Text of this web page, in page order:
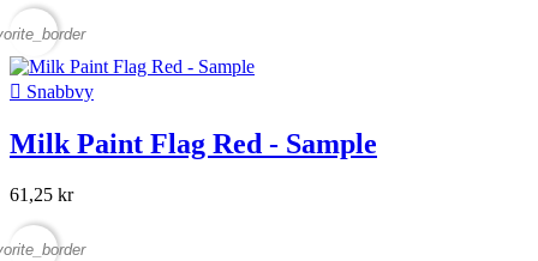
 Snabbvy
Milk Paint Flag Red - Sample
61,25 kr